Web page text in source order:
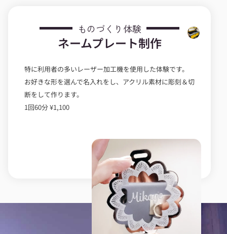
ものづくり体験
ネームプレート制作
特に利用者の多いレーザー加工機を使用した体験です。
お好きな形を選んで名入れをし、アクリル素材に彫刻＆切
断をして作ります。
1回60分 ¥1,100